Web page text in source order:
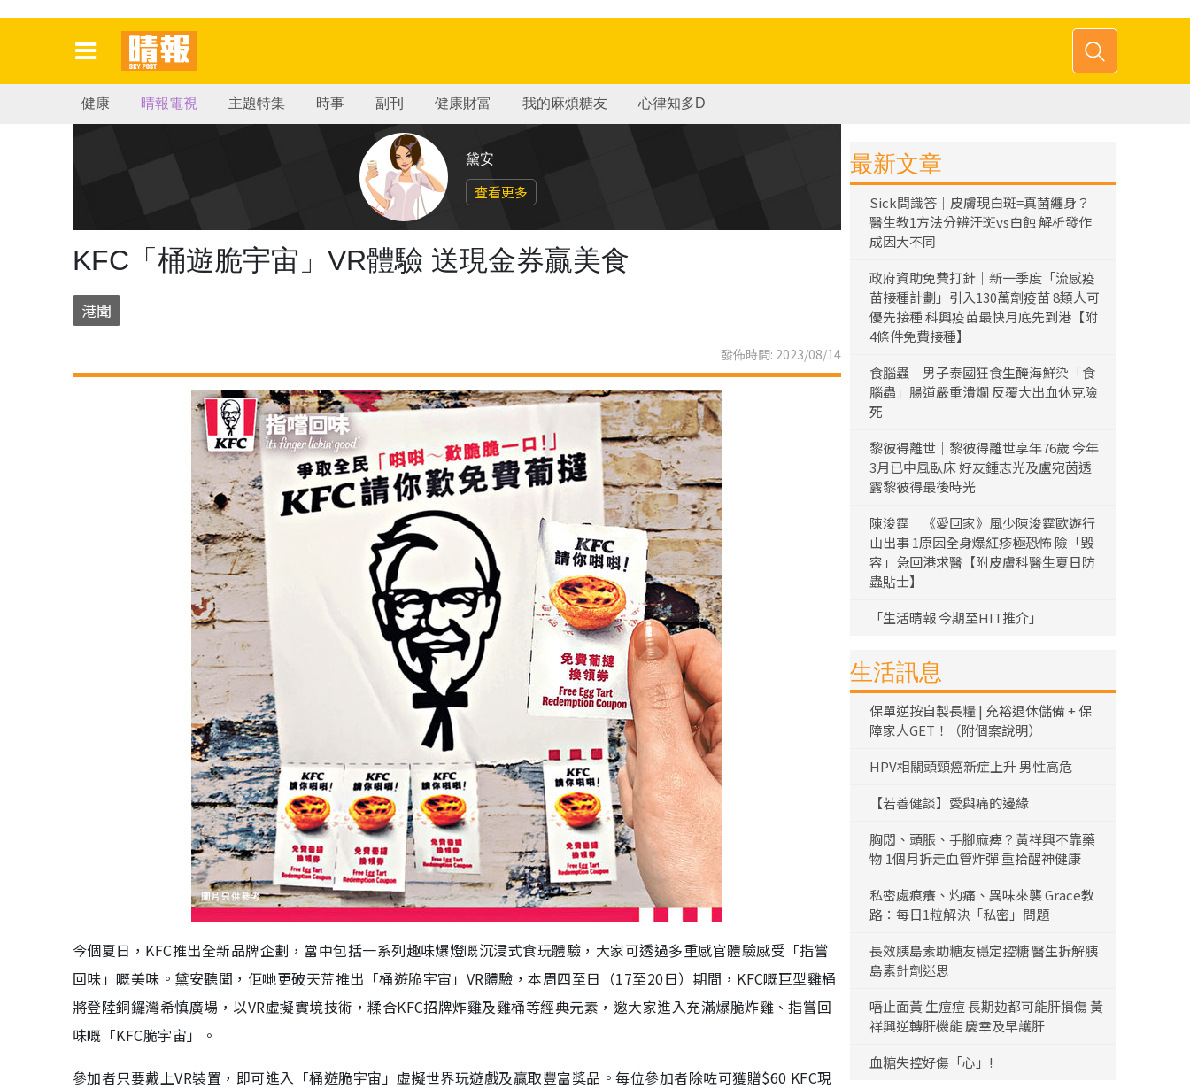
健康 晴報電視 主題特集 時事 副刊 健康財富 我的麻煩糖友 心律知多D
黛安
查看更多
KFC「桶遊脆宇宙」VR體驗 送現金券贏美食
港聞
發佈時間: 2023/08/14
今個夏日，KFC推出全新品牌企劃，當中包括一系列趣味爆燈嘅沉浸式食玩體驗，大家可透過多重感官體驗感受「指嘗
回味」嘅美味。黛安聽聞，佢哋更破天荒推出「桶遊脆宇宙」VR體驗，本周四至日（17至20日）期間，KFC嘅巨型雞桶
將登陸銅鑼灣希慎廣場，以VR虛擬實境技術，糅合KFC招牌炸雞及雞桶等經典元素，邀大家進入充滿爆脆炸雞、指嘗回
味嘅「KFC脆宇宙」。
參加者只要戴上VR裝置，即可進入「桶遊脆宇宙」虛擬世界玩遊戲及贏取豐富獎品。每位參加者除咗可獲贈$60 KFC現
最新文章
Sick問識答｜皮膚現白斑=真菌纏身？
醫生教1方法分辨汗斑vs白蝕 解析發作
成因大不同
政府資助免費打針｜新一季度「流感疫
苗接種計劃」引入130萬劑疫苗 8類人可
優先接種 科興疫苗最快月底先到港【附
4條件免費接種】
食腦蟲｜男子泰國狂食生醃海鮮染「食
腦蟲」腸道嚴重潰爛 反覆大出血休克險
死
黎彼得離世｜黎彼得離世享年76歲 今年
3月已中風臥床 好友鍾志光及盧宛茵透
露黎彼得最後時光
陳浚霆｜《愛回家》風少陳浚霆歐遊行
山出事 1原因全身爆紅疹極恐怖 險「毀
容」急回港求醫【附皮膚科醫生夏日防
蟲貼士】
「生活晴報 今期至HIT推介」
生活訊息
保單逆按自製長糧 | 充裕退休儲備 + 保
障家人GET！（附個案說明）
HPV相關頭頸癌新症上升 男性高危
【若善健談】愛與痛的邊緣
胸悶、頭脹、手腳麻痺？黃祥興不靠藥
物 1個月拆走血管炸彈 重拾醒神健康
私密處痕癢、灼痛、異味來襲 Grace教
路：每日1粒解決「私密」問題
長效胰島素助糖友穩定控糖 醫生拆解胰
島素針劑迷思
唔止面黃 生痘痘 長期攰都可能肝損傷 黃
祥興逆轉肝機能 慶幸及早護肝
血糖失控好傷「心」!